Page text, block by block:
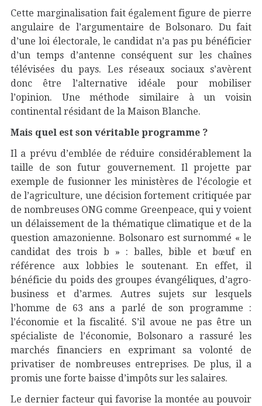
Cette marginalisation fait également figure de pierre
angulaire de l’argumentaire de Bolsonaro. Du fait
d’une loi électorale, le candidat n’a pas pu bénéficier
d’un temps d’antenne conséquent sur les chaînes
télévisées du pays. Les réseaux sociaux s’avèrent
donc être l’alternative idéale pour mobiliser
l’opinion. Une méthode similaire à un voisin
continental résidant de la Maison Blanche.
Mais quel est son véritable programme ?
Il a prévu d’emblée de réduire considérablement la
taille de son futur gouvernement. Il projette par
exemple de fusionner les ministères de l’écologie et
de l’agriculture, une décision fortement critiquée par
de nombreuses ONG comme Greenpeace, qui y voient
un délaissement de la thématique climatique et de la
question amazonienne. Bolsonaro est surnommé « le
candidat des trois b » : balles, bible et bœuf en
référence aux lobbies le soutenant. En effet, il
bénéficie du poids des groupes évangéliques, d’agro-
business et d’armes. Autres sujets sur lesquels
l’homme de 63 ans a parlé de son programme :
l’économie et la fiscalité. S’il avoue ne pas être un
spécialiste de l’économie, Bolsonaro a rassuré les
marchés financiers en exprimant sa volonté de
privatiser de nombreuses entreprises. De plus, il a
promis une forte baisse d’impôts sur les salaires.
Le dernier facteur qui favorise la montée au pouvoir